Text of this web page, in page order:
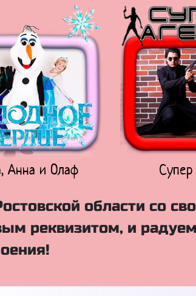
Анна и Олаф
области со
реквизитом, и